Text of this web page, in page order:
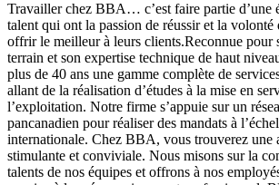
Travailler chez BBA… c’est faire partie d’une
talent qui ont la passion de réussir et la volonté
offrir le meilleur à leurs clients.Reconnue pour
terrain et son expertise technique de haut
plus de 40 ans une gamme complète de
allant de la réalisation d’études à la mise en
l’exploitation. Notre firme s’appuie sur un
pancanadien pour réaliser des mandats à
internationale. Chez BBA, vous trouverez une
stimulante et conviviale. Nous misons sur la
talents de nos équipes et offrons à nos